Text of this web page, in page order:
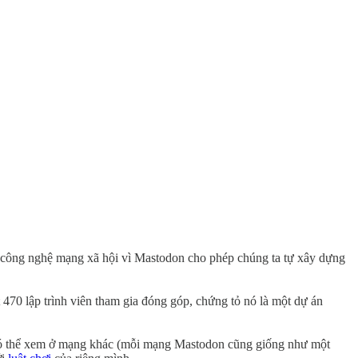
nghệ mạng xã hội vì Mastodon cho phép chúng ta tự xây dựng
lập trình viên tham gia đóng góp, chứng tỏ nó là một dự án
xem ở mạng khác (mỗi mạng Mastodon cũng giống như một